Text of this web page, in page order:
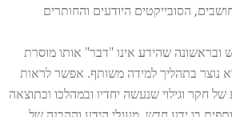
הסובייקטים היודעים והחותרים
ובראשונה שהידע אינו "דבר" אותו מוסרת
נוצר בתהליך למידה משותף. אפשר לראות
חקר וגילוי שנעשה יחדיו ובמהלכו וכתוצאה